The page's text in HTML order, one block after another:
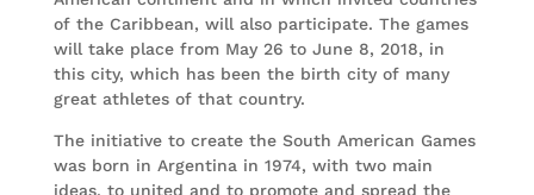
of the Caribbean, will also participate. The games
will take place from May 26 to June 8, 2018, in
this city, which has been the birth city of many
great athletes of that country.
The initiative to create the South American Games
was born in Argentina in 1974, with two main
ideas, to united and to promote and spread the